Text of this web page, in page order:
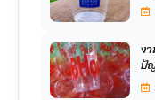
ง
ปั
ทุ